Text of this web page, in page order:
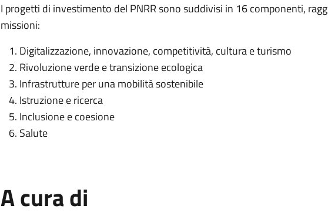
I progetti di investimento del PNRR sono suddivisi in 16 componenti,
missioni:
Digitalizzazione, innovazione, competitività, cultura e turismo
Rivoluzione verde e transizione ecologica
Infrastrutture per una mobilità sostenibile
Istruzione e ricerca
Inclusione e coesione
Salute
A cura di